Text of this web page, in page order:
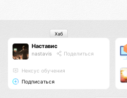
Наставис
nastavis Поделиться
Нексус обучения
Подписаться
Хаб